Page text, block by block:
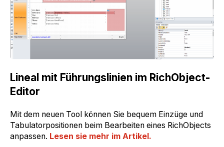
Lineal mit Führungslinien im RichObject-
Editor
Mit dem neuen Tool können Sie bequem Einzüge und
Tabulatorpositionen beim Bearbeiten eines RichObjects
anpassen. Lesen sie mehr im Artikel.